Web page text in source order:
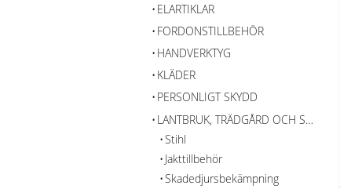
ELARTIKLAR
FORDONSTILLBEHÖR
HANDVERKTYG
KLÄDER
PERSONLIGT SKYDD
LANTBRUK, TRÄDGÅRD OCH SKOG
Stihl
Jakttillbehör
Skadedjursbekämpning